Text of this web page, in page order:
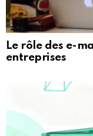
Le rôle des e-
entreprises